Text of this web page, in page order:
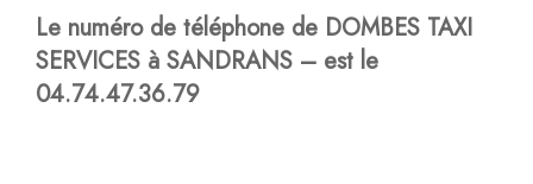
Le numéro de téléphone de DOMBES TAXI
SERVICES à SANDRANS – est le
04.74.47.36.79